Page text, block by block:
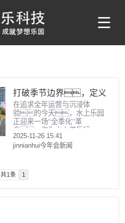
打破季节边界，定义
全季狂欢｜超级魔法时空
组合滑道，引领水乐
园新纪元
在追求全年运营与沉浸体
验的今天，水上乐园
正迎来一场“全季化”革
命。作为水上游乐行
业的引领者，
jinnianhui今年会游乐重磅推出
计的完美融合，打破
时空限制，重塑游乐体
2025-11-26 15:41
jinnianhui今年会新闻
共1条 1